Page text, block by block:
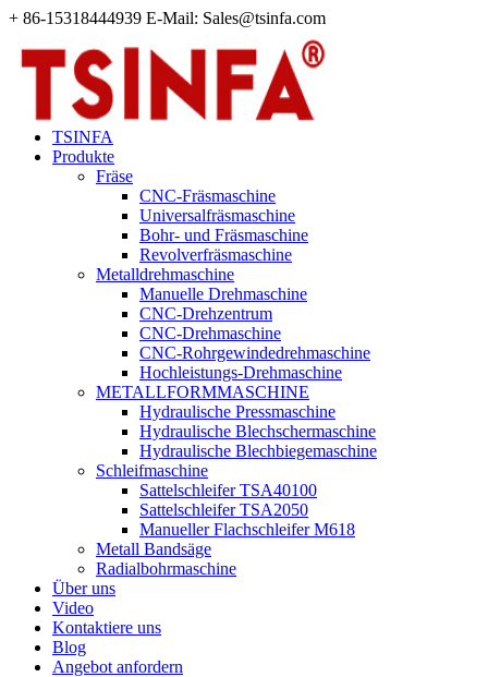
+ 86-15318444939 E-Mail: Sales@tsinfa.com
TSINFA
Produkte
Fräse
CNC-Fräsmaschine
Universalfräsmaschine
Bohr- und Fräsmaschine
Revolverfräsmaschine
Metalldrehmaschine
Manuelle Drehmaschine
CNC-Drehzentrum
CNC-Drehmaschine
CNC-Rohrgewindedrehmaschine
Hochleistungs-Drehmaschine
METALLFORMMASCHINE
Hydraulische Pressmaschine
Hydraulische Blechschermaschine
Hydraulische Blechbiegemaschine
Schleifmaschine
Sattelschleifer TSA40100
Sattelschleifer TSA2050
Manueller Flachschleifer M618
Metall Bandsäge
Radialbohrmaschine
Über uns
Video
Kontaktiere uns
Blog
Angebot anfordern